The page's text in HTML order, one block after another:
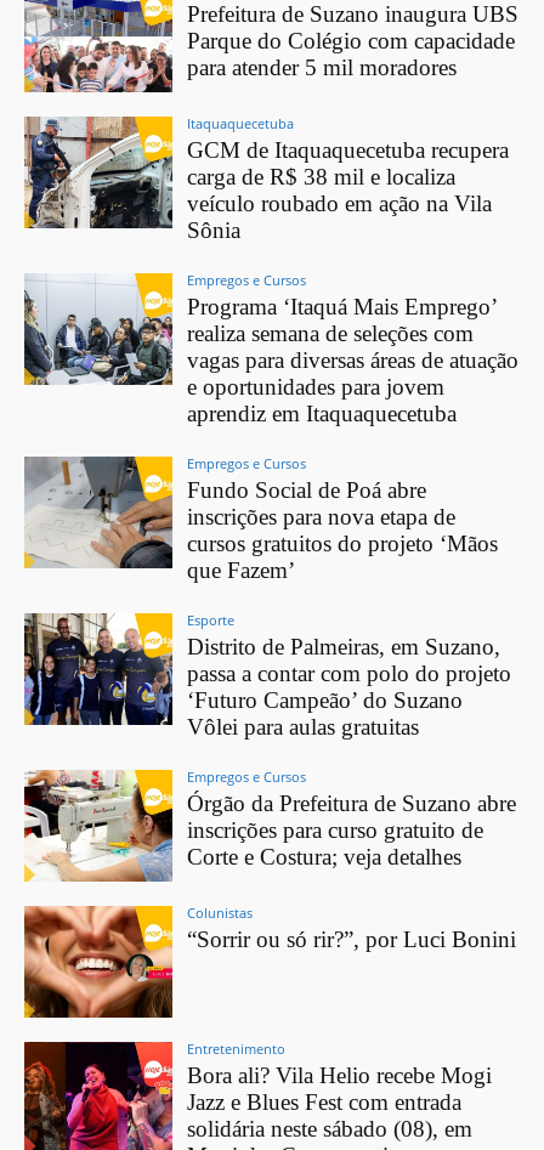
Prefeitura de Suzano inaugura UBS
Parque do Colégio com capacidade
para atender 5 mil moradores
Itaquaquecetuba
GCM de Itaquaquecetuba recupera
carga de R$ 38 mil e localiza
veículo roubado em ação na Vila
Sônia
Empregos e Cursos
Programa ‘Itaquá Mais Emprego’
realiza semana de seleções com
vagas para diversas áreas de atuação
e oportunidades para jovem
aprendiz em Itaquaquecetuba
Empregos e Cursos
Fundo Social de Poá abre
inscrições para nova etapa de
cursos gratuitos do projeto ‘Mãos
que Fazem’
Esporte
Distrito de Palmeiras, em Suzano,
passa a contar com polo do projeto
‘Futuro Campeão’ do Suzano
Vôlei para aulas gratuitas
Empregos e Cursos
Órgão da Prefeitura de Suzano abre
inscrições para curso gratuito de
Corte e Costura; veja detalhes
Colunistas
“Sorrir ou só rir?”, por Luci Bonini
Entretenimento
Bora ali? Vila Helio recebe Mogi
Jazz e Blues Fest com entrada
solidária neste sábado (08), em